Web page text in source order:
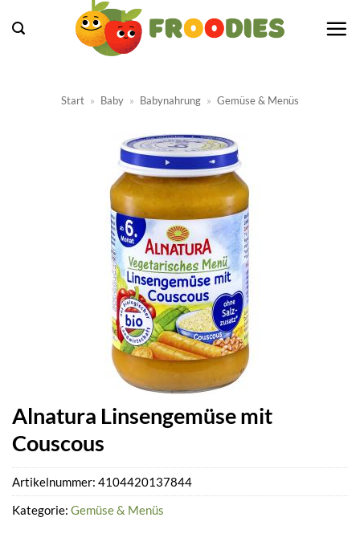
Inhalt
Start » Baby » Babynahrung » Gemüse & Menüs
Alnatura Linsengemüse mit
Couscous
Artikelnummer: 4104420137844
Kategorie: Gemüse & Menüs